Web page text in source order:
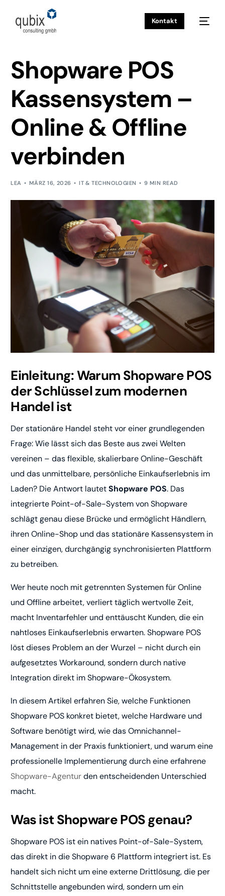
Kontakt
INSIGHTS IT & TECHNOLOGIEN
SHOPWARE POS
Shopware POS
Kassensystem –
Online & Offline
verbinden
LEA MÄRZ 16, 2026 IT & TECHNOLOGIEN 9 MIN READ
Einleitung: Warum Shopware POS
der Schlüssel zum modernen
Handel ist
Der stationäre Handel steht vor einer grundlegenden
Frage: Wie lässt sich das Beste aus zwei Welten
vereinen – das flexible, skalierbare Online-Geschäft
und das unmittelbare, persönliche Einkaufserlebnis im
Laden? Die Antwort lautetShopware POS. Das
integrierte Point-of-Sale-System von Shopware
schlägt genau diese Brücke und ermöglicht Händlern,
ihren Online-Shop und das stationäre Kassensystem in
einer einzigen, durchgängig synchronisierten Plattform
zu betreiben.
Wer heute noch mit getrennten Systemen für Online
und Offline arbeitet, verliert täglich wertvolle Zeit,
macht Inventarfehler und enttäuscht Kunden, die ein
nahtloses Einkaufserlebnis erwarten. Shopware POS
löst dieses Problem an der Wurzel – nicht durch ein
aufgesetztes Workaround, sondern durch native
Integration direkt im Shopware-Ökosystem.
In diesem Artikel erfahren Sie, welche Funktionen
Shopware POS konkret bietet, welche Hardware und
Software benötigt wird, wie das Omnichannel-
Management in der Praxis funktioniert, und warum eine
professionelle Implementierung durch eine erfahrene
Shopware-Agenturden entscheidenden Unterschied
macht.
Was ist Shopware POS genau?
Shopware POS ist ein natives Point-of-Sale-System,
das direkt in die Shopware 6 Plattform integriert ist. Es
handelt sich nicht um eine externe Drittlösung, die per
Schnittstelle angebunden wird, sondern um ein